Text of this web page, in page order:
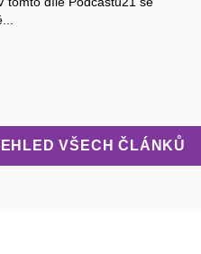
VŠECH ČLÁNKŮ